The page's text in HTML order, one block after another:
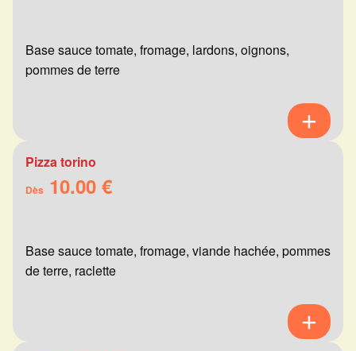
Base sauce tomate, fromage, lardons, oignons,
pommes de terre
Pizza torino
Dès 10.00 €
Base sauce tomate, fromage, viande hachée, pommes
de terre, raclette